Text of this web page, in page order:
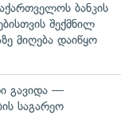
ბანკის
შექმნილ
მიღება დაიწყო
გავიდა —
საგარეო